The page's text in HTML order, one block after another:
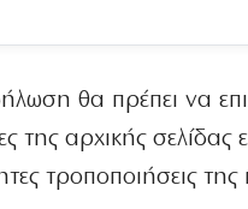
θα πρέπει να
της αρχικής σελίδας
τροποποιήσεις της